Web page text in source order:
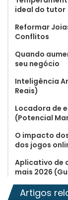
ideal do tutor
Reformar
Conflitos
Quando
seu negócio
Inteligência
Reais)
Locadora de
(Potencial
O impacto
dos jogos
Aplicativo de
mais 2026
Artigos